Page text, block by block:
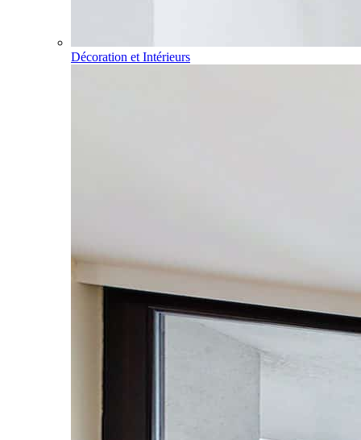
Décoration et Intérieurs